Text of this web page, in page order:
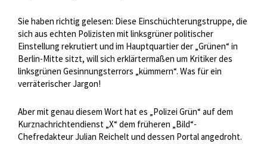
Sie haben richtig gelesen: Diese Einschüchterungstruppe, die
sich aus echten Polizisten mit linksgrüner politischer
Einstellung rekrutiert und im Hauptquartier der „Grünen“ in
Berlin-Mitte sitzt, will sich erklärtermaßen um Kritiker des
linksgrünen Gesinnungsterrors „kümmern“. Was für ein
verräterischer Jargon!
Aber mit genau diesem Wort hat es „Polizei Grün“ auf dem
Kurznachrichtendienst „X“ dem früheren „Bild“-
Chefredakteur Julian Reichelt und dessen Portal angedroht.